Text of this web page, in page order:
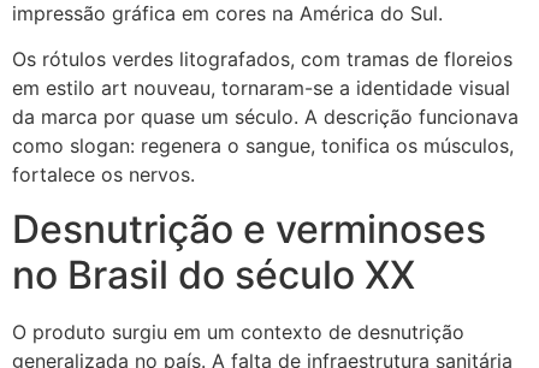
impressão gráfica em cores na América do Sul.
Os rótulos verdes litografados, com tramas de floreios
em estilo art nouveau, tornaram-se a identidade visual
da marca por quase um século. A descrição funcionava
como slogan: regenera o sangue, tonifica os músculos,
fortalece os nervos.
Desnutrição e verminoses
no Brasil do século XX
O produto surgiu em um contexto de desnutrição
generalizada no país. A falta de infraestrutura sanitária